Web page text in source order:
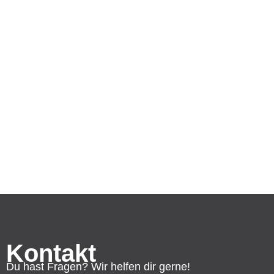
Kontakt
Du hast Fragen? Wir helfen dir gerne!